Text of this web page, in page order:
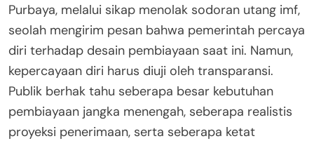
Purbaya, melalui sikap menolak sodoran utang imf,
seolah mengirim pesan bahwa pemerintah percaya
diri terhadap desain pembiayaan saat ini. Namun,
kepercayaan diri harus diuji oleh transparansi.
Publik berhak tahu seberapa besar kebutuhan
pembiayaan jangka menengah, seberapa realistis
proyeksi penerimaan, serta seberapa ketat